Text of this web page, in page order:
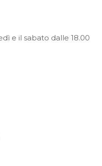
e il sabato dalle 18.00